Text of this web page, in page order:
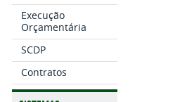
Execução
Orçamentária
SCDP
Contratos